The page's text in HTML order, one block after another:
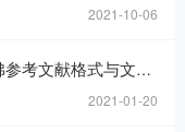
2021-10-06
格式与文内引用格式
2021-01-20